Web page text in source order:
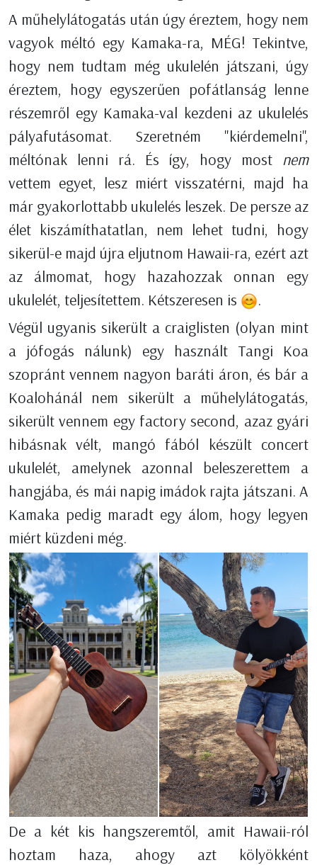
A műhelylátogatás után úgy éreztem, hogy nem
vagyok méltó egy Kamaka-ra, MÉG! Tekintve,
hogy nem tudtam még ukulelén játszani, úgy
éreztem, hogy egyszerűen pofátlanság lenne
részemről egy Kamaka-val kezdeni az ukulelés
pályafutásomat. Szeretném "kiérdemelni",
méltónak lenni rá. És így, hogy most nem
vettem egyet, lesz miért visszatérni, majd ha
már gyakorlottabb ukulelés leszek. De persze az
élet kiszámíthatatlan, nem lehet tudni, hogy
sikerül-e majd újra eljutnom Hawaii-ra, ezért azt
az álmomat, hogy hazahozzak onnan egy
ukulelét, teljesítettem. Kétszeresen is
.
Végül ugyanis sikerült a craiglisten (olyan mint
a jófogás nálunk) egy használt Tangi Koa
szopránt vennem nagyon baráti áron, és bár a
Koalohánál nem sikerült a műhelylátogatás,
sikerült vennem egy factory second, azaz gyári
hibásnak vélt, mangó fából készült concert
ukulelét, amelynek azonnal beleszerettem a
hangjába, és mái napig imádok rajta játszani. A
Kamaka pedig maradt egy álom, hogy legyen
miért küzdeni még.
De a két kis hangszeremtől, amit Hawaii-ról
hoztam haza, ahogy azt kölyökként